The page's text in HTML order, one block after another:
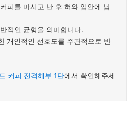
피를 마시고 난 후 혀와 입안에 남
적인 균형을 의미합니다.
개인적인 선호도를 주관적으로 반
커피 전격해부 1탄에서 확인해주세